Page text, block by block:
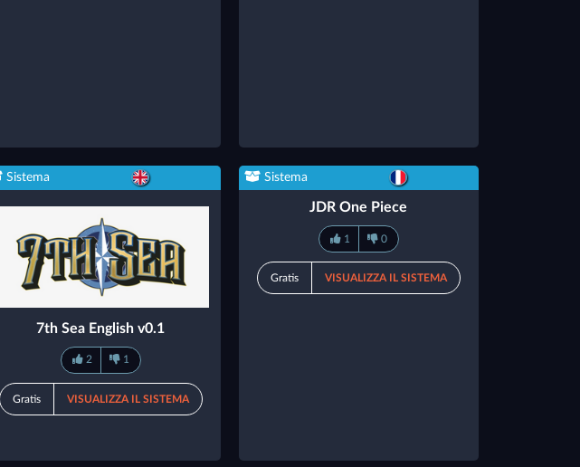
Sistema
7th Sea English v0.1
2 1
Gratis VISUALIZZA IL SISTEMA
Sistema
JDR One Piece
1 0
Gratis VISUALIZZA IL SISTEMA